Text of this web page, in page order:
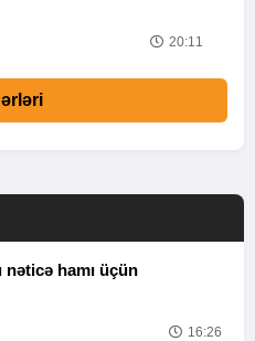
20:11
nəticə hamı üçün
16:26